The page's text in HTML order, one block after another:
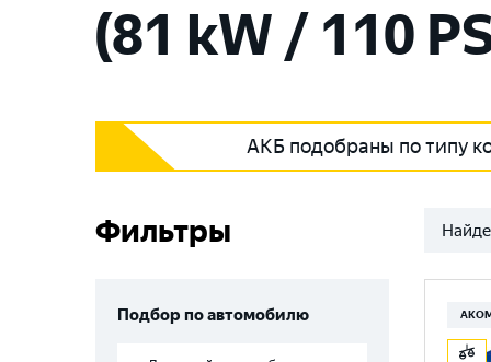
(81 kW / 110
АКБ подобраны по типу
Фильтры
Подбор по автомобилю